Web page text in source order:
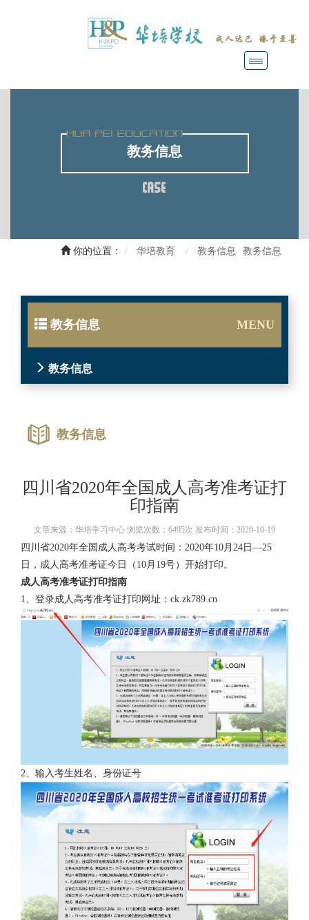
教务信息
CASE
教务信息
教务信息
华培教育
你的位置：
教务信息 MENU
教务信息
教务信息
四川省2020年全国成人高考准考证打
印指南
文章来源：华培学习中心 浏览次数：6495次 发布时间：2020-10-19
四川省2020年全国成人高考考试时间：2020年10月 24 日 —25
日，成人高考准考证今日（ 10月 19号）开始打印。
成人高考准考证打印指南
1、登录成人高考准考证打印网址： ck.zk789.cn
2、输入考生姓名、身份证号